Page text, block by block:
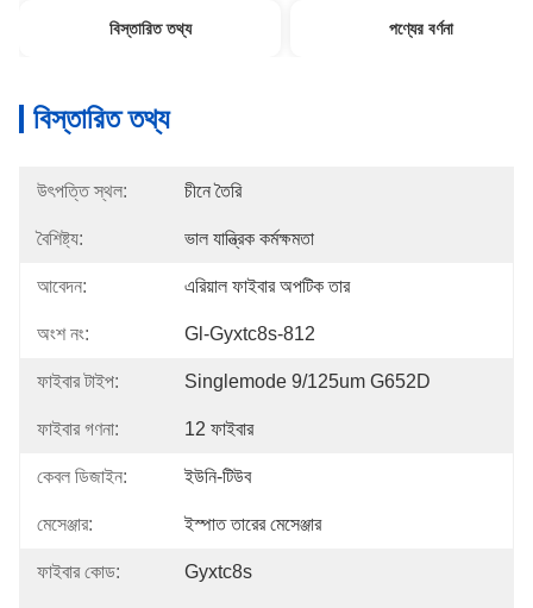
বিস্তারিত তথ্য পণ্যের বর্ণনা
বিস্তারিত তথ্য
উৎপত্তি স্থল: চীনে তৈরি
বৈশিষ্ট্য: ভাল যান্ত্রিক কর্মক্ষমতা
আবেদন: এরিয়াল ফাইবার অপটিক তার
অংশ নং: Gl-Gyxtc8s-812
ফাইবার টাইপ: Singlemode 9/125um G652D
ফাইবার গণনা: 12 ফাইবার
কেবল ডিজাইন: ইউনি-টিউব
মেসেঞ্জার: ইস্পাত তারের মেসেঞ্জার
ফাইবার কোড: Gyxtc8s